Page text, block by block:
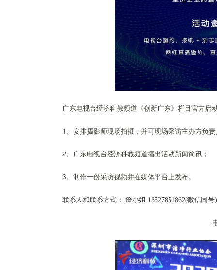
广东电视台经济科教频道《创新广东》栏目官方启
1、安排摄影师现场拍摄，并可现场采访主办方负责
2、广东电视台经济科教频道播出活动新闻简讯；
3、制作一份采访视频并在媒体平台上发布。
联系人和联系方式： 詹小姐 13527851862(微信同号